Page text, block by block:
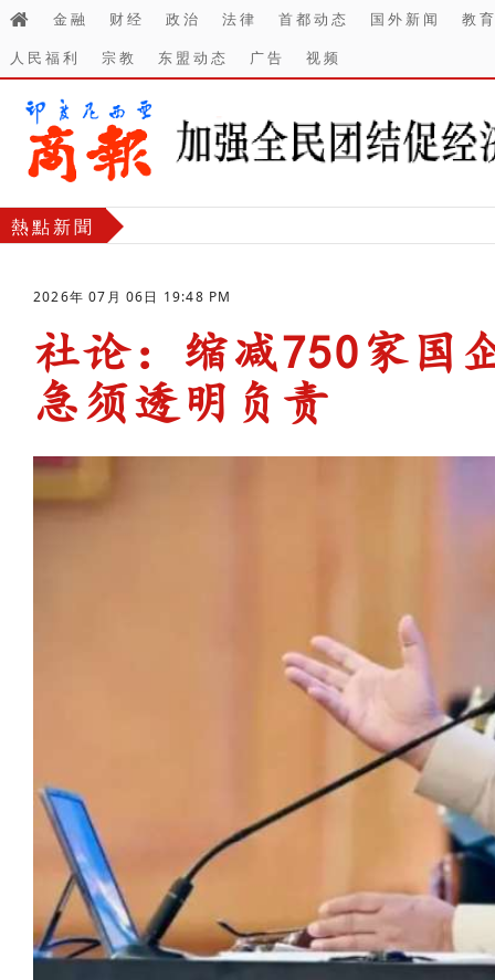
金融 财经 政治 法律 首都动态 国外新闻
教
人民福利
宗教 东盟动态 广告 视频
熱點新聞
2026年 07月 06日 19:48 PM
社论：缩减750家国
急须透明负责